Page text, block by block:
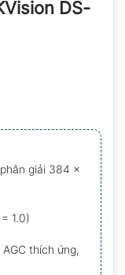
DS-
giải 384 x
1.0)
thích ứng,